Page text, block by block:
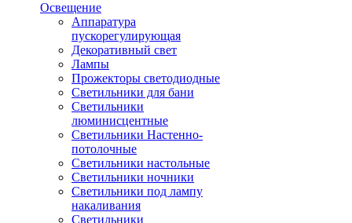
Освещение
Аппаратура
пускорегулирующая
Декоративный свет
Лампы
Прожекторы светодиодные
Светильники для бани
Светильники
люминисцентные
Светильники Настенно-
потолочные
Светильники настольные
Светильники ночники
Светильники под лампу
накаливания
Светильники